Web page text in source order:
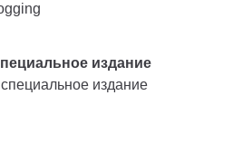
издание
издание